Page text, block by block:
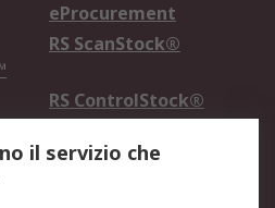
eProcurement
RS ScanStock®
RS ControlStock®
il servizio che